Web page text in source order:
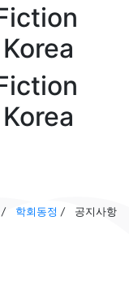
/ 학회동정 / 공지사항